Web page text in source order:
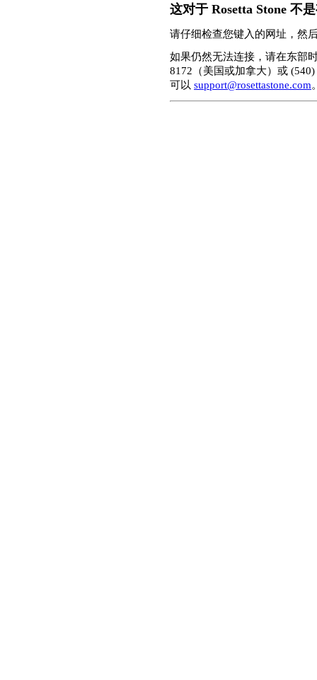
这对于 Rosetta Stone 不
请仔细检查您键入的网址，然
如果仍然无法连接，请在东部
8172（美国或加拿大）或
可以 support@rosettastone.com